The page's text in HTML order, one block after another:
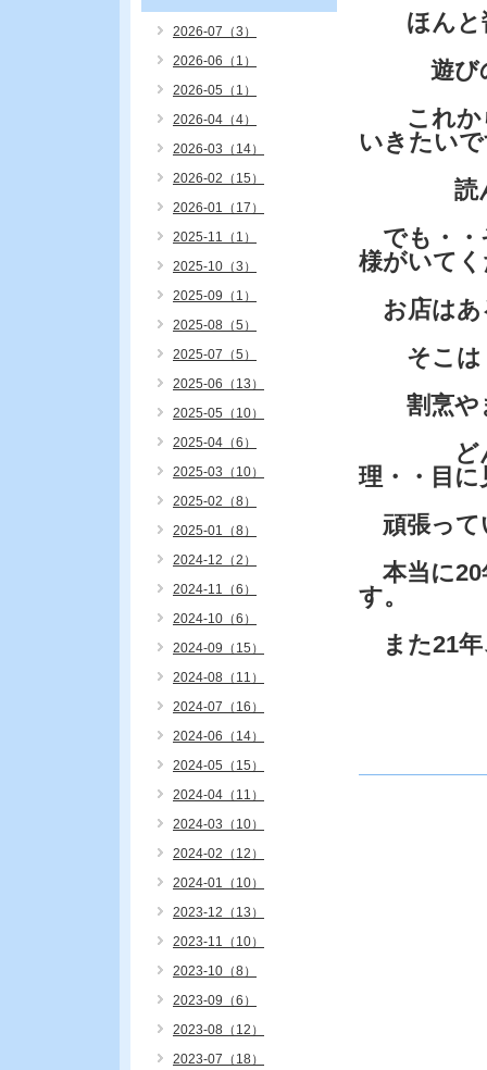
ほんと醤
遊びの
これか
いきたい
読んだ
でも・・
様がいて
お店はあ
そこは・
割烹や
どんど
理・・目
頑張って
本当に20
す。
また21年
2026-07（3）
2026-06（1）
2026-05（1）
2026-04（4）
2026-03（14）
2026-02（15）
2026-01（17）
2025-11（1）
2025-10（3）
2025-09（1）
2025-08（5）
2025-07（5）
2025-06（13）
2025-05（10）
2025-04（6）
2025-03（10）
2025-02（8）
2025-01（8）
2024-12（2）
2024-11（6）
2024-10（6）
2024-09（15）
2024-08（11）
2024-07（16）
2024-06（14）
2024-05（15）
2024-04（11）
2024-03（10）
2024-02（12）
2024-01（10）
2023-12（13）
2023-11（10）
2023-10（8）
2023-09（6）
2023-08（12）
2023-07（18）